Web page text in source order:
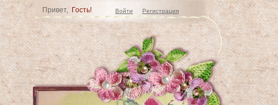
Привет, Гость! Войти Регистрация